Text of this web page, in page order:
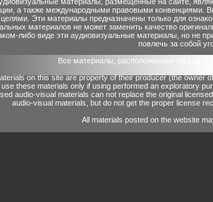
а также международными правовыми конвенциями.
Эти материалы предназначены только для
материалов не может заменить качество
либо виде эти аудиовизуальные материалы, но не
повлечь за собой
Все материалы, расположенные на сайте
on this site are property of their producer (the owner
use these materials only if using performed an exploratory
audio-visual materials can not replace the original
audio-visual materials, but do not get the proper license
All materials posted on the website